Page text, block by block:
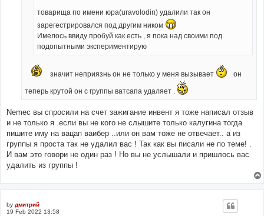
товарища по имени юра(uravolodin) удалили так он
зарегестрировался под другим ником
Имелось ввиду пробуй как есть , я пока над своими под
подопытными экспериментирую
значит неприязнь он не только у меня вызывает он
теперь крутой он с группы ватсапа удаляет .
Nemec вы спросили на счет зажигание инвент я тоже написал отзыв
и не только я .если вы не кого не слышите только калугина тогда
пишите иму на вацап ваибер ..или он вам тоже не отвечает.. а из
группы я проста так не удалил вас ! Так как вы писали не по теме! .
И вам это говори не один раз ! Но вы не услышали и пришлось вас
удалить из группы !
by дмитрий
19 Feb 2022 13:58